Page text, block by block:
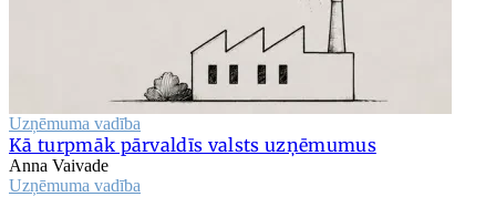
Uzņēmuma vadība
Kā turpmāk pārvaldīs valsts uzņēmumus
Anna Vaivade
Uzņēmuma vadība